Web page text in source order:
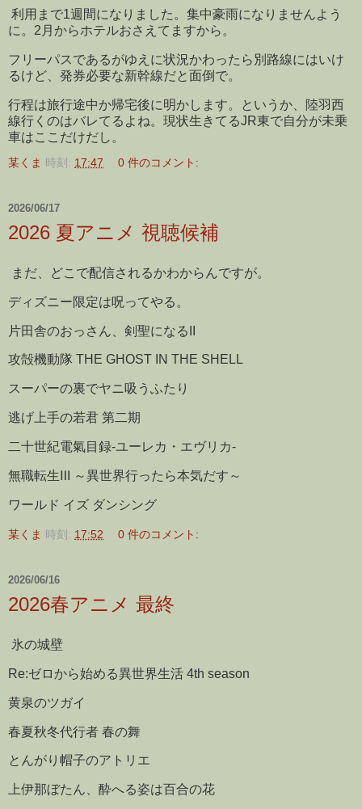
利用まで1週間になりました。集中豪雨になりませんよう
に。2月からホテルおさえてますから。
フリーパスであるがゆえに状況かわったら別路線にはいけ
るけど、発券必要な新幹線だと面倒で。
行程は旅行途中か帰宅後に明かします。というか、陸羽西
線行くのはバレてるよね。現状生きてるJR東で自分が未乗
車はここだけだし。
某くま 時刻: 17:47 0 件のコメント:
2026/06/17
2026 夏アニメ 視聴候補
まだ、どこで配信されるかわからんですが。
ディズニー限定は呪ってやる。
片田舎のおっさん、剣聖になるII
攻殻機動隊 THE GHOST IN THE SHELL
スーパーの裏でヤニ吸うふたり
逃げ上手の若君 第二期
二十世紀電氣目録-ユーレカ・エヴリカ-
無職転生Ⅲ ～異世界行ったら本気だす～
ワールド イズ ダンシング
某くま 時刻: 17:52 0 件のコメント:
2026/06/16
2026春アニメ 最終
氷の城壁
Re:ゼロから始める異世界生活 4th season
黄泉のツガイ
春夏秋冬代行者 春の舞
とんがり帽子のアトリエ
上伊那ぼたん、酔へる姿は百合の花